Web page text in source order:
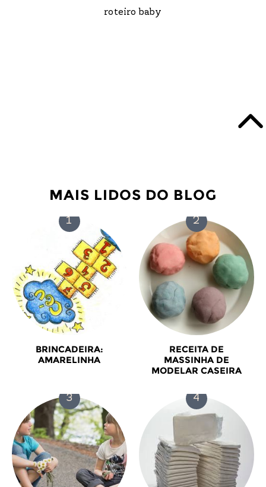
roteiro baby
MAIS LIDOS DO BLOG
BRINCADEIRA:
AMARELINHA
RECEITA DE
MASSINHA DE
MODELAR CASEIRA